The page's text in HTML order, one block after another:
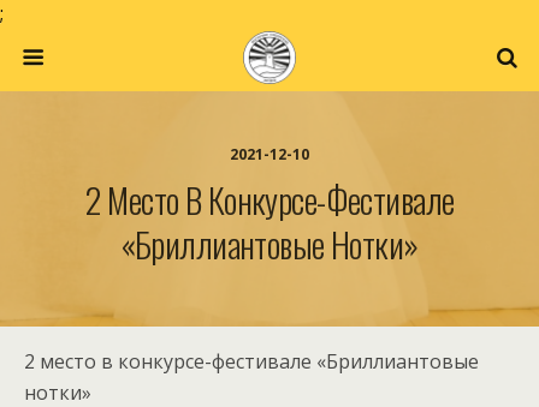
;
2021-12-10
2 Место В Конкурсе-Фестивале
«Бриллиантовые Нотки»
2 место в конкурсе-фестивале «Бриллиантовые
нотки»